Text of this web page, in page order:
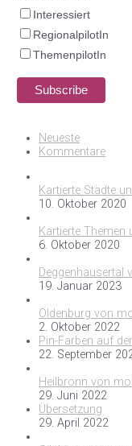
Interessiert
RegionalpilotIn
ThemenpilotIn
Neueste
Kommentare
Kartierte Städte
10. Oktober 2020
Kartierte Themen
6. Oktober 2020
Deggenhausertal
19. Januar 2023
Oldenburg von
2. Oktober 2022
Pin-Farben auf
22. September
Heilbronn von
29. Juni 2022
Übersetzung
29. April 2022